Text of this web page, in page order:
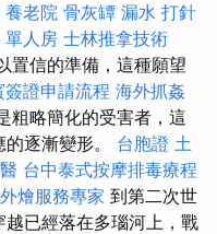
養老院 骨灰罈 漏水 打針
單人房 士林推拿技術
置信的準備，這種願望
簽證申請流程 海外抓姦
粗略簡化的受害者，這
逐漸變形。 台胞證 土
台中泰式按摩排毒療程
燴服務專家 到第二次世
已經落在多瑙河上，戰